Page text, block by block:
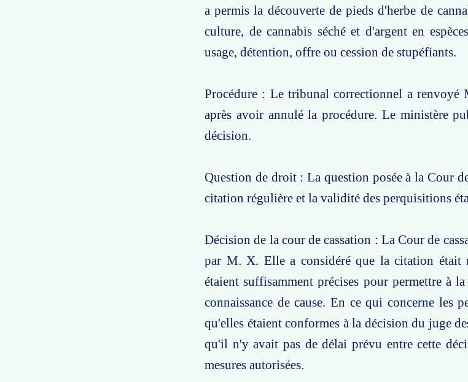
a permis la découverte de pieds d'herbe de
culture, de cannabis séché et d'argent en
usage, détention, offre ou cession de stupéfiants.
Procédure : Le tribunal correctionnel a
après avoir annulé la procédure. Le ministère
décision.
Question de droit : La question posée à la Cour
citation régulière et la validité des perquisitions
Décision de la cour de cassation : La Cour de
par M. X. Elle a considéré que la citation était
étaient suffisamment précises pour permettre à
connaissance de cause. En ce qui concerne les
qu'elles étaient conformes à la décision du juge
qu'il n'y avait pas de délai prévu entre cette
mesures autorisées.